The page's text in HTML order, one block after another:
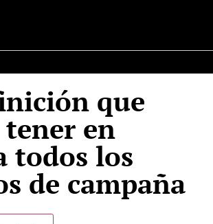
que
en
todos los
de campaña